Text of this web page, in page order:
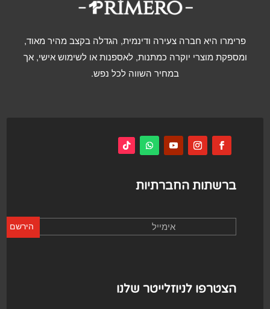
פרימרו היא חברה צעירה ודינמית, הגדלה בקצב מהיר מאוד,
ומספקת מוצרי יוקרה כמתנות, לאספנות או לשימוש אישי, אך
במחיר השווה לכל נפש.
ברשתות החברתיות
הירשם
הצטרפו לניוזלייטר שלנו